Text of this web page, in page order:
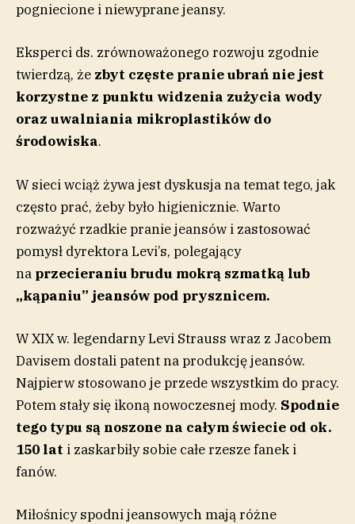
pogniecione i niewyprane jeansy.
Eksperci ds. zrównoważonego rozwoju zgodnie
twierdzą, że zbyt częste pranie ubrań nie jest
korzystne z punktu widzenia zużycia wody
oraz uwalniania mikroplastików do
środowiska.
W sieci wciąż żywa jest dyskusja na temat tego, jak
często prać, żeby było higienicznie. Warto
rozważyć rzadkie pranie jeansów i zastosować
pomysł dyrektora Levi’s, polegający
na przecieraniu brudu mokrą szmatką lub
„kąpaniu” jeansów pod prysznicem.
W XIX w. legendarny Levi Strauss wraz z Jacobem
Davisem dostali patent na produkcję jeansów.
Najpierw stosowano je przede wszystkim do pracy.
Potem stały się ikoną nowoczesnej mody. Spodnie
tego typu są noszone na całym świecie od ok.
150 lat i zaskarbiły sobie całe rzesze fanek i
fanów.
Miłośnicy spodni jeansowych mają różne